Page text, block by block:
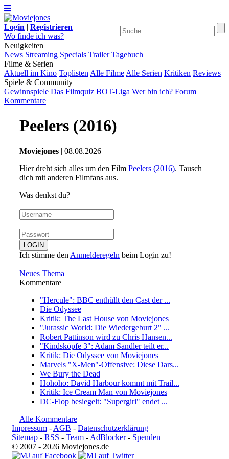
Login | Registrieren
Wo finde ich was?
Neuigkeiten
News Streaming Specials Trailer Tagebuch
Filme & Serien
Aktuell im Kino Toplisten Alle Filme Alle Serien Kritiken Reviews
Spiele & Community
Gewinnspiele Das Filmquiz BOT-Liga Wer bin ich? Forum
Kommentare
Peelers (2016)
Moviejones | 08.08.2026
Hier dreht sich alles um den Film Peelers (2016). Tausch
dich mit anderen Filmfans aus.
Was denkst du?
Ich stimme den Anmelderegeln beim Login zu!
Neues Thema
Kommentare
"Hercule": BBC enthüllt den Cast der ...
Die Odyssee
Kritik: The Last House von Moviejones
"Jurassic World: Die Wiedergeburt 2" ...
Robert Pattinson wird zu Chris Hansen...
"Kindsköpfe 3": Adam Sandler teilt er...
Kritik: Die Odyssee von Moviejones
Marvels "X-Men"-Offensive: Diese Dars...
We Bury the Dead
Hohoho: David Harbour kommt mit Trail...
Kritik: Ice Cream Man von Moviejones
DC-Flop besiegelt: "Supergirl" endet ...
Alle Kommentare
Impressum - AGB - Datenschutzerklärung
Sitemap - RSS - Team - AdBlocker- Spenden
© 2007 - 2026 Moviejones.de